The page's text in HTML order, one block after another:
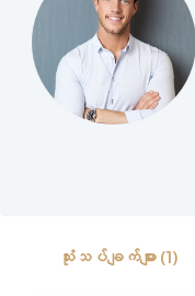
သုံးသပ်ချက်များ (1)